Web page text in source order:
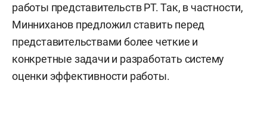
работы представительств РТ. Так, в частности,
Минниханов предложил ставить перед
представительствами более четкие и
конкретные задачи и разработать систему
оценки эффективности работы.